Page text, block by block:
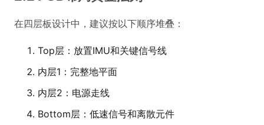
在四层板设计中，建议按以下顺序堆叠：
Top层：放置IMU和关键信号线
内层1：完整地平面
内层2：电源走线
Bottom层：低速信号和离散元件